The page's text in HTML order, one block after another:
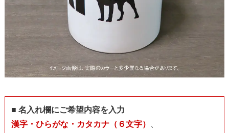
■ 名入れ欄にご希望内容を入力
漢字・ひらがな・カタカナ（６文字）